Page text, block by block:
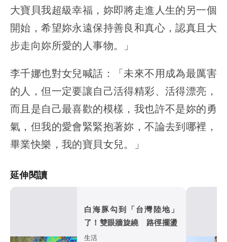
大寶貝我超級幸福，妳即將走進人生的另一個
開始，希望妳永遠保持善良和真心，認真且大
步走向妳所愛的人事物。」
李千娜也對女兒喊話：「未來不用成為最厲害
的人，但一定要讓自己活得精彩、活得漂亮，
而且是自己最喜歡的模樣，我也許不是妳的勇
氣，但我的愛會緊緊抱著妳，不論去到哪裡，
畢業快樂，我的寶貝女兒。」
延伸閱讀
白海豚勾到「台灣陸地」
了！雙眼牆旋繞 路徑擺盪
生活